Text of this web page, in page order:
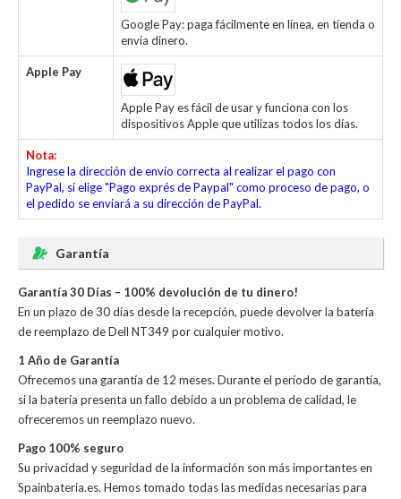
Google Pay: paga fácilmente en línea, en tienda o
envía dinero.
Apple Pay
Apple Pay es fácil de usar y funciona con los
dispositivos Apple que utilizas todos los días.
Nota:
Ingrese la dirección de envío correcta al realizar el pago con
PayPal, si elige "Pago exprés de Paypal" como proceso de pago, o
el pedido se enviará a su dirección de PayPal.
Garantía
Garantía 30 Días – 100% devolución de tu dinero!
En un plazo de 30 días desde la recepción, puede devolver la batería
de reemplazo de Dell NT349 por cualquier motivo.
1 Año de Garantía
Ofrecemos una garantía de 12 meses. Durante el período de garantía,
si la batería presenta un fallo debido a un problema de calidad, le
ofreceremos un reemplazo nuevo.
Pago 100% seguro
Su privacidad y seguridad de la información son más importantes en
Spainbateria.es. Hemos tomado todas las medidas necesarias para